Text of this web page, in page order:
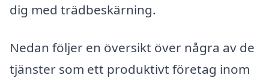
dig med trädbeskärning.
Nedan följer en översikt över några av de
tjänster som ett produktivt företag inom